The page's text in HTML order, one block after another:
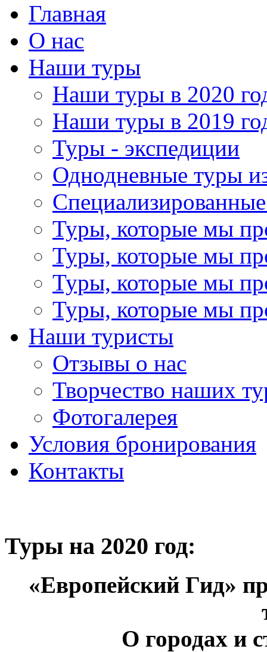
Главная
О нас
Наши туры
Наши туры в 2020
Наши туры в 2019
Туры - экспедиции
Однодневные туры
Туры, которые мы
Туры, которые мы
Туры, которые мы
Туры, которые мы
Наши туристы
Отзывы о нас
Творчество наших
Фотогалерея
Условия бронирования
Контакты
Туры на 2020 год:
«Европейский Гид»
О городах и